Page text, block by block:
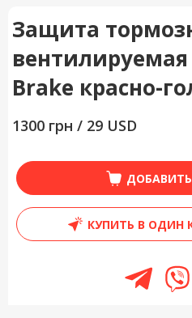
Защита
вентилируемая
Brake красно-
1300 грн / 29 USD
КУПИТЬ В ОДИН